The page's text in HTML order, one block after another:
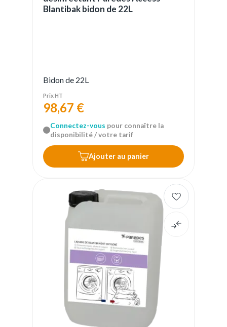
Blantibak bidon de 22L
Bidon de 22L
Prix HT
98,67 €
Connectez-vous pour connaître la
disponibilité / votre tarif
Ajouter au panier